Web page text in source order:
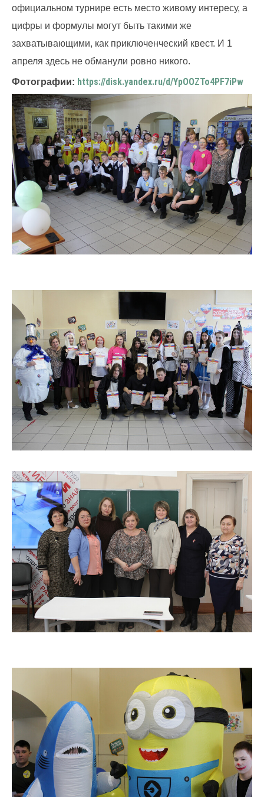
официальном турнире есть место живому интересу, а
цифры и формулы могут быть такими же
захватывающими, как приключенческий квест. И 1
апреля здесь не обманули ровно никого.
Фотографии: https://disk.yandex.ru/d/YpOOZTo4PF7iPw